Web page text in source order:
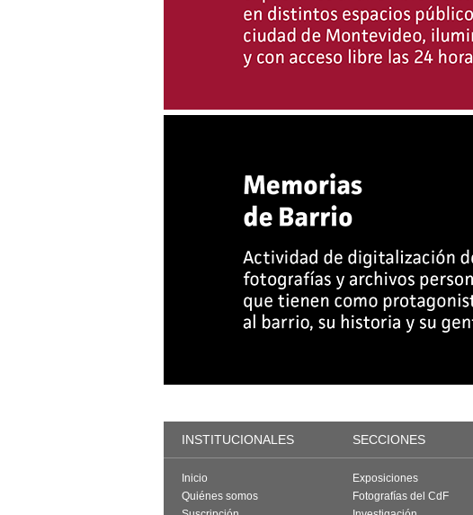
INSTITUCIONALES SECCIONES
Inicio
Quiénes somos
Exposiciones
Fotografías del CdF